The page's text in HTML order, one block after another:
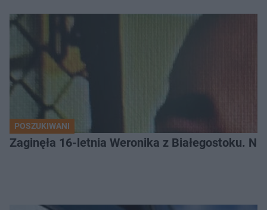
POSZUKIWANI
Zaginęła 16-letnia Weronika z Białegostoku.